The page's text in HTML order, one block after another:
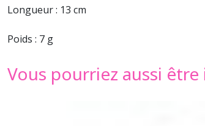
Longueur : 13 cm
Poids : 7 g
Vous pourriez aussi